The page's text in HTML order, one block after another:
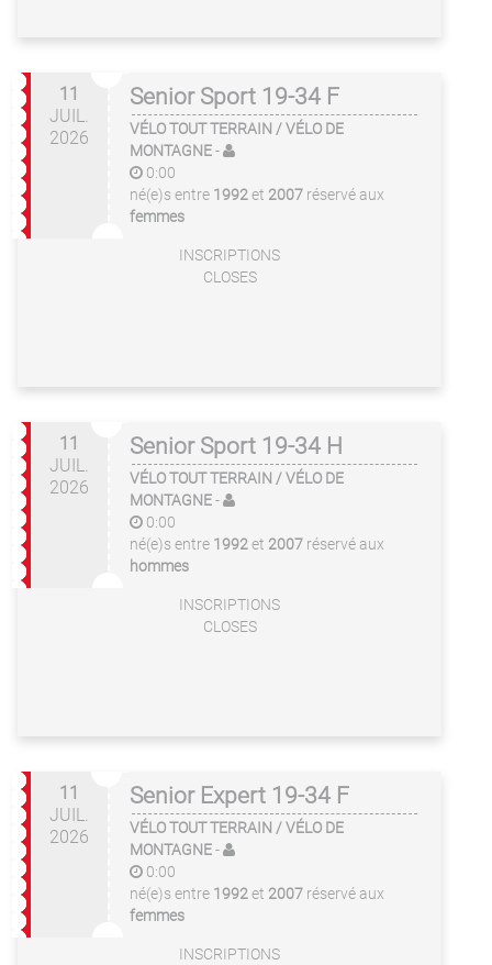
11
JUIL.
2026
Senior Sport 19-34 F
VÉLO TOUT TERRAIN / VÉLO DE
MONTAGNE-
0:00
né(e)s entre 1992et 2007 réservé aux
femmes
INSCRIPTIONS
CLOSES
11
JUIL.
2026
Senior Sport 19-34 H
VÉLO TOUT TERRAIN / VÉLO DE
MONTAGNE-
0:00
né(e)s entre 1992et 2007 réservé aux
hommes
INSCRIPTIONS
CLOSES
11
JUIL.
2026
Senior Expert 19-34 F
VÉLO TOUT TERRAIN / VÉLO DE
MONTAGNE-
0:00
né(e)s entre 1992et 2007 réservé aux
femmes
INSCRIPTIONS